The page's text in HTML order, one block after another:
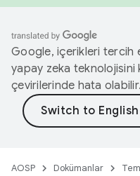
Google, içerikleri tercih
yapay zeka teknolojisini
çevirilerinde hata olabilir.
AOSP Dokümanlar